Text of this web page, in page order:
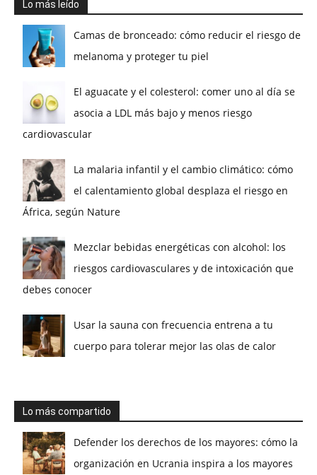
Lo más leído
Camas de bronceado: cómo reducir el riesgo de
melanoma y proteger tu piel
El aguacate y el colesterol: comer uno al día se
asocia a LDL más bajo y menos riesgo
cardiovascular
La malaria infantil y el cambio climático: cómo
el calentamiento global desplaza el riesgo en
África, según Nature
Mezclar bebidas energéticas con alcohol: los
riesgos cardiovasculares y de intoxicación que
debes conocer
Usar la sauna con frecuencia entrena a tu
cuerpo para tolerar mejor las olas de calor
Lo más compartido
Defender los derechos de los mayores: cómo la
organización en Ucrania inspira a los mayores